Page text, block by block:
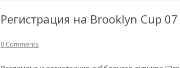
Регистрация на Brooklyn Cup 07
0 Comments